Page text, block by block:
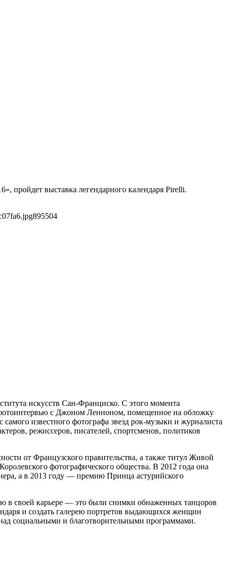
пройдет выставка легендарного календаря Pirelli.
895504
искусств Сан-Франциско. С этого момента
с Джоном Ленноном, помещенное на обложку
известного фотографа звезд рок-музыки и журналиста
режиссеров, писателей, спортсменов, политиков
от Французского правительства, а также титул Живой
фотографического общества. В 2012 года она
а в 2013 году — премию Принца астурийского
в своей карьере — это были снимки обнаженных танцоров
и создать галерею портретов выдающихся женщин
социальными и благотворительными программами.